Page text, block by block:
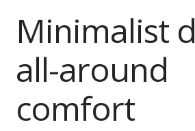
Minimalist
all-around
comfort